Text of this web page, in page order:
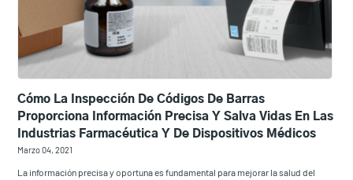
Cómo La Inspección De Códigos De Barras
Proporciona Información Precisa Y Salva Vidas En Las
Industrias Farmacéutica Y De Dispositivos Médicos
Marzo 04, 2021
La información precisa y oportuna es fundamental para mejorar la salud del